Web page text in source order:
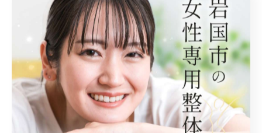
は、日常生活の中で膝を支える重要な役割を果たしま
す。簡単にできる運動としては、椅子に座ったままつ
ま先立ちを繰り返す「カーフレイズ」や、両膝をそろ
えて太ももに力を入れる「クッション挟み運動」など
が挙げられます。
これらの運動は、毎日数分程度でも継続することで筋
力アップが期待でき、膝への負担軽減につながりま